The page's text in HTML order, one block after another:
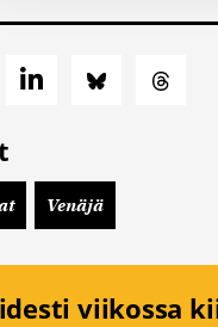
olet antanut heille tai joita
Venäjä
viikossa